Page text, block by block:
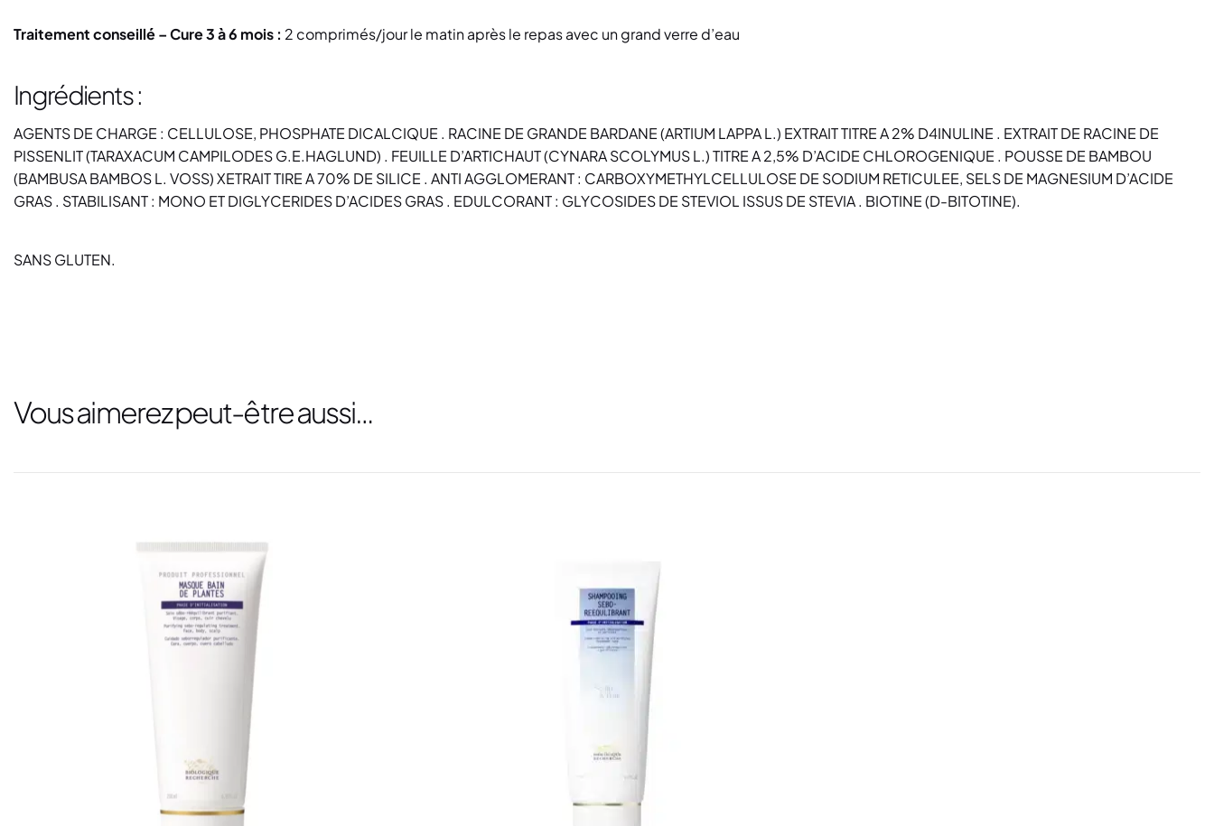
Traitement conseillé – Cure 3 à 6 mois : 2 comprimés/jour le matin après le repas avec un grand verre d’eau
Ingrédients :
AGENTS DE CHARGE : CELLULOSE, PHOSPHATE DICALCIQUE . RACINE DE GRANDE BARDANE (ARTIUM LAPPA L.) EXTRAIT TITRE A 2% D4INULINE . EXTRAIT DE RACINE DE
PISSENLIT (TARAXACUM CAMPILODES G.E.HAGLUND) . FEUILLE D’ARTICHAUT (CYNARA SCOLYMUS L.) TITRE A 2,5% D’ACIDE CHLOROGENIQUE . POUSSE DE BAMBOU
(BAMBUSA BAMBOS L. VOSS) XETRAIT TIRE A 70% DE SILICE . ANTI AGGLOMERANT : CARBOXYMETHYLCELLULOSE DE SODIUM RETICULEE, SELS DE MAGNESIUM D’ACIDE
GRAS . STABILISANT : MONO ET DIGLYCERIDES D’ACIDES GRAS . EDULCORANT : GLYCOSIDES DE STEVIOL ISSUS DE STEVIA . BIOTINE (D-BITOTINE).
SANS GLUTEN.
Vous aimerez peut-être aussi…